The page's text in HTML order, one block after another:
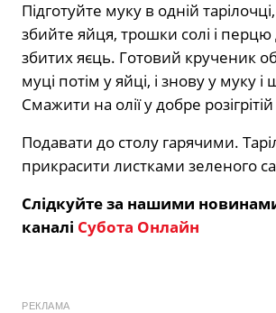
Підготуйте муку в одній
збийте яйця, трошки солі і
збитих яєць. Готовий крученик
муці потім у яйці, і знову у муку
Смажити на олії у добре
Подавати до столу гарячими.
прикрасити листками зеленого
Слідкуйте за нашими
каналі Субота Онлайн
РЕКЛАМА